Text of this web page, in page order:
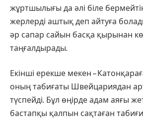
жұртшылығы да әлі біле
жерлерді аштық деп айтуға
әр сапар сайын басқа қырынан
таңғалдырады.
Екінші ерекше мекен –
оның табиғаты Швейцариядан
түспейді. Бұл өңірде адам аяғы
бастапқы қалпын сақтаған